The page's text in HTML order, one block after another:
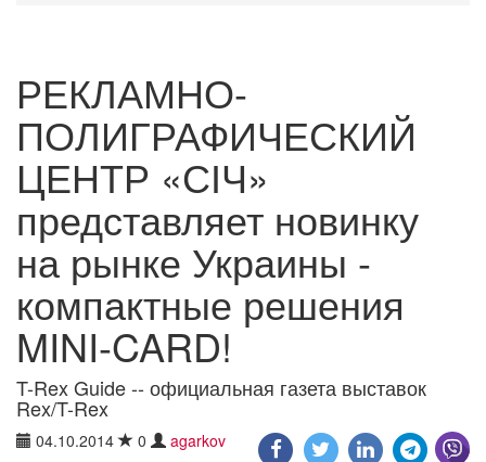
РЕКЛАМНО-
ПОЛИГРАФИЧЕСКИЙ
ЦЕНТР «СІЧ»
представляет новинку
на рынке Украины -
компактные решения
MINI-CARD!
T-Rex Guide -- официальная газета выставок
Rex/T-Rex
04.10.2014 0 agarkov